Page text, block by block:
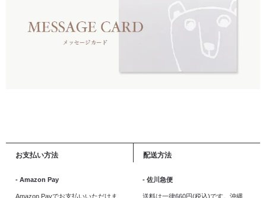
お支払い方法
- Amazon Pay
Amazon Payでお支払いいただけま
配送方法
- 佐川急便
送料は一律660円(税込)です。沖縄